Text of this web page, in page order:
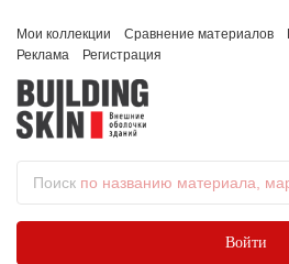
Мои коллекции Сравнение материалов
Реклама
Регистрация
Поиск по названию материала,
Войти